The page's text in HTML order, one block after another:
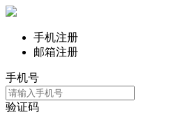
手机注册
邮箱注册
手机号
验证码